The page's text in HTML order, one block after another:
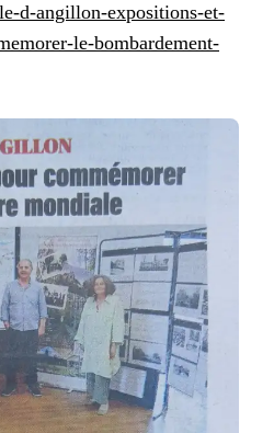
d-angillon-expositions-et-
le-bombardement-